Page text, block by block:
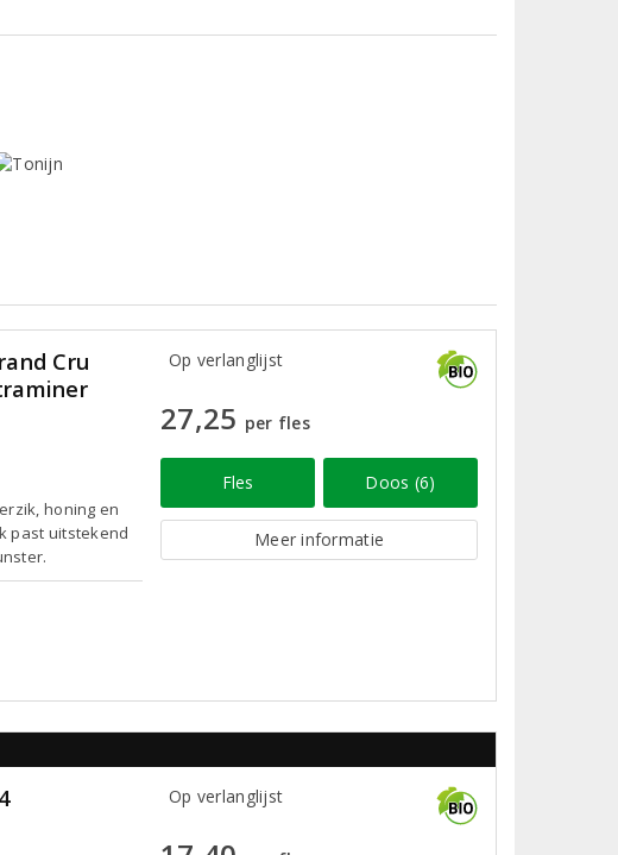
Cru
honing en
past uitstekend
Op verlanglijst
27,25 per fles
Fles Doos (6)
Meer informatie
Op verlanglijst